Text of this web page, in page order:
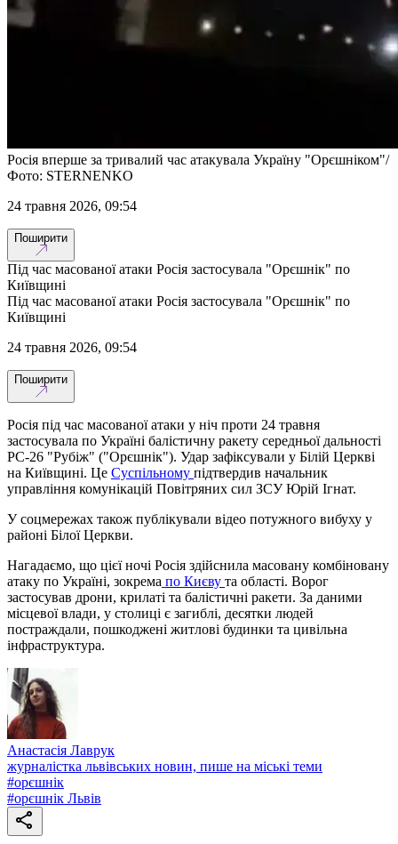
Росія вперше за тривалий час атакувала Україну "Орєшніком"/
Фото: STERNENKO
24 травня 2026, 09:54
Поширити
Під час масованої атаки Росія застосувала "Орєшнік" по
Київщині
Під час масованої атаки Росія застосувала "Орєшнік" по
Київщині
24 травня 2026, 09:54
Поширити
Росія під час масованої атаки у ніч проти 24 травня
застосувала по Україні балістичну ракету середньої дальності
РС-26 "Рубіж" ("Орєшнік"). Удар зафіксували у Білій Церкві
на Київщині. Це Суспільному підтвердив начальник
управління комунікацій Повітряних сил ЗСУ Юрій Ігнат.
У соцмережах також публікували відео потужного вибуху у
районі Білої Церкви.
Нагадаємо, що цієї ночі Росія здійснила масовану комбіновану
атаку по Україні, зокрема по Києву та області. Ворог
застосував дрони, крилаті та балістичні ракети. За даними
місцевої влади, у столиці є загиблі, десятки людей
постраждали, пошкоджені житлові будинки та цивільна
інфраструктура.
Анастасія Лаврук
журналістка львівських новин, пише на міські теми
#орєшнік
#орєшнік Львів